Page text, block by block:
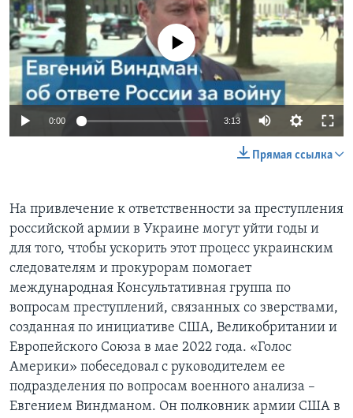
Learning English
СОЦИАЛЬНЫЕ СЕТИ
No media source currently available
0:00 3:13
Прямая ссылка
На привлечение к ответственности за преступления
российской армии в Украине могут уйти годы и
для того, чтобы ускорить этот процесс украинским
следователям и прокурорам помогает
международная Консультативная группа по
вопросам преступлений, связанных со зверствами,
созданная по инициативе США, Великобритании и
Европейского Союза в мае 2022 года. «Голос
Америки» побеседовал с руководителем ее
подразделения по вопросам военного анализа –
Евгением Виндманом. Он полковник армии США в